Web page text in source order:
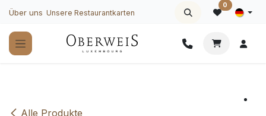
Zum Inhalt springen
Über uns Unsere Restaurantkarten
0
Alle Produkte